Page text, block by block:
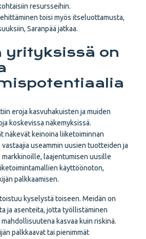
resursseihin.
toisi myös itseluottamusta,
Saranpää jatkaa.
yrityksissä on
eroja kasvuhakuisten ja muiden
koskevissa näkemyksissä.
näkevät keinoina liiketoiminnan
useammin uusien tuotteiden ja
laajentumisen uusille
käyttöönoton,
palkkaamisen.
kyselystä toiseen. Meidän on
ja asenteita, jotta työllistäminen
kasvaa kuin riskinä.
palkkaavat tai pienimmät